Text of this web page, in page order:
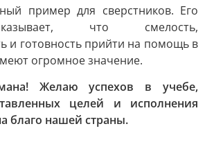
пример для сверстников. Его
что смелость,
и готовность прийти на помощь в
огромное значение.
Желаю успехов в учебе,
целей и исполнения
благо нашей страны.